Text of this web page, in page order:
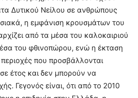
Δυτικού Νείλου σε ανθρώπους
η εμφάνιση κρουσμάτων του
από τα μέσα του καλοκαιριού
του φθινοπώρου, ενώ η έκταση
περιοχές που προσβάλλονται
έτος και δεν μπορούν να
Γεγονός είναι, ότι από το 2010